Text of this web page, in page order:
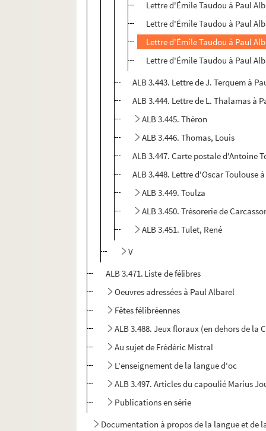
Lettre d'Émile Taudou à Paul
Lettre d'Émile Taudou à Paul
Lettre d'Émile Taudou à Paul
Lettre d'Émile Taudou à Paul
ALB 3.443. Lettre de J. Terquem à
ALB 3.444. Lettre de L. Thalamas à
ALB 3.445. Théron
ALB 3.446. Thomas, Louis
ALB 3.447. Carte postale d'Antoine
ALB 3.448. Lettre d'Oscar Toulouse
ALB 3.449. Toulza
ALB 3.450. Trésorerie de
ALB 3.451. Tulet, René
V
ALB 3.471. Liste de félibres
Oeuvres adressées à Paul Albarel
Fêtes félibréennes
ALB 3.488. Jeux floraux (en dehors de la
Au sujet de Frédéric Mistral
L'enseignement de la langue d'oc
ALB 3.497. Articles du capoulié Marius
Publications en série
Documentation à propos de la langue et de